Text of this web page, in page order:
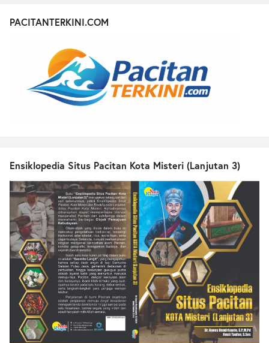
PACITANTERKINI.COM
Ensiklopedia Situs Pacitan Kota Misteri (Lanjutan 3)